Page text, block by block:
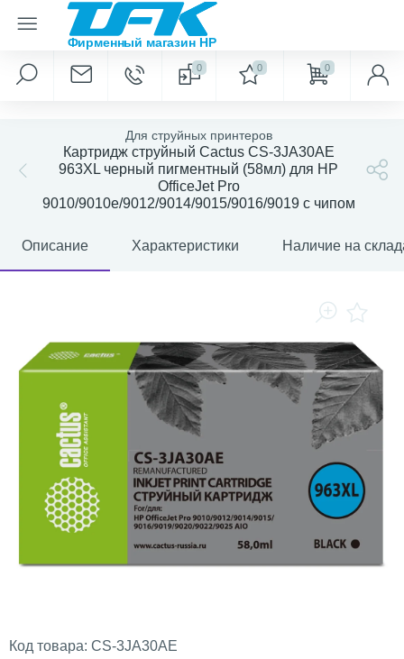
0 0 0
Для струйных принтеров
Картридж струйный Cactus CS-3JA30AE
963XL черный пигментный (58мл) для HP
OfficeJet Pro
9010/9010e/9012/9014/9015/9016/9019 с чипом
Описание Характеристики Наличие на
Код товара: CS-3JA30AE